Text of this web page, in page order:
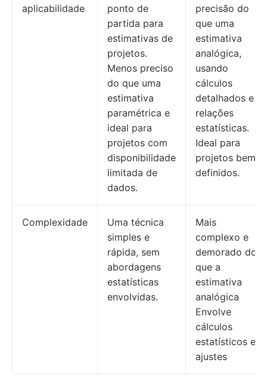
aplicabilidade
ponto de
partida para
estimativas de
projetos.
Menos preciso
do que uma
estimativa
paramétrica e
ideal para
projetos com
disponibilidade
limitada de
dados.
precisão do
que uma
estimativa
analógica,
usando
cálculos
detalhados e
relações
estatísticas.
Ideal para
projetos bem
definidos.
Complexidade
Uma técnica
simples e
rápida, sem
abordagens
estatísticas
envolvidas.
Mais
complexo e
demorado do
que a
estimativa
analógica
Envolve
cálculos
estatísticos e
ajustes